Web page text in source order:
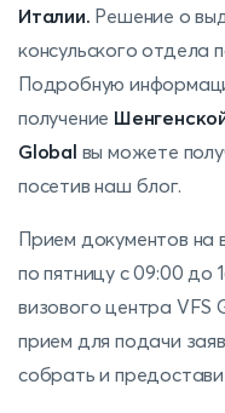
Италии. Решение о
консульского отдела
Подробную
получение
Global вы можете
посетив наш блог.
Прием документов на
по пятницу с 09:00 до
визового центра VFS
прием для подачи
собрать и